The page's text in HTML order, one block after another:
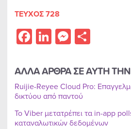
ΤΕΥΧΟΣ 728
Facebook
LinkedIn
ΑΛΛΑ ΑΡΘΡΑ ΣΕ ΑΥΤΗ ΤΗΝ
Ruijie-Reyee Cloud Pro:
δικτύου από παντού
Το Viber μετατρέπει τα in-app
καταναλωτικών δεδομένων